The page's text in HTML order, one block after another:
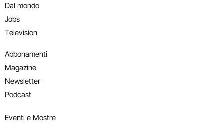
Dal mondo
Jobs
Television
Abbonamenti
Magazine
Newsletter
Podcast
Eventi e Mostre